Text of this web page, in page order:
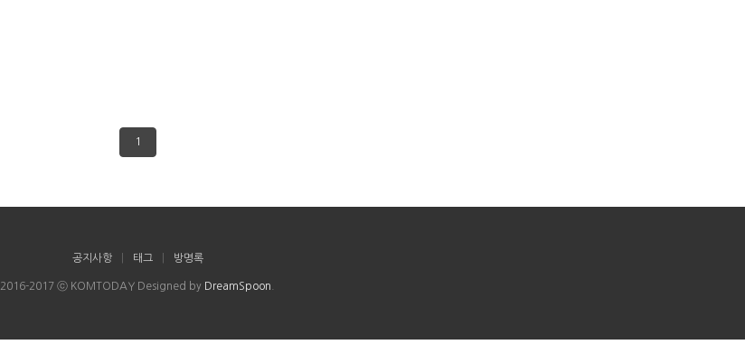
1
공지사항 태그 방명록
2016-2017 ⓒ KOMTODAY Designed by DreamSpoon